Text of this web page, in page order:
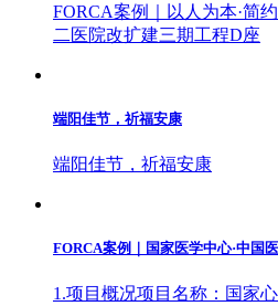
FORCA案例｜以人为本·简
二医院改扩建三期工程D座
端阳佳节，祈福安康
端阳佳节，祈福安康
FORCA案例｜国家医学中心·中国
1.项目概况项目名称：国家